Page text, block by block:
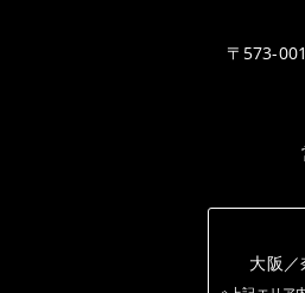
〒573-
大阪／